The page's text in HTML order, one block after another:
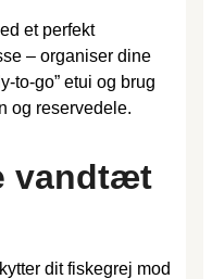
et perfekt
– organiser dine
to-go” etui og brug
og reservedele.
vandtæt
dit fiskegrej mod